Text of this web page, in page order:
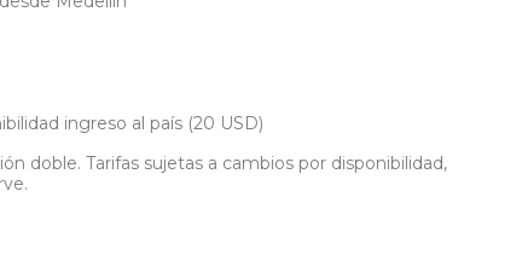
ingreso al país (20 USD)
doble. Tarifas sujetas a cambios por disponibilidad,